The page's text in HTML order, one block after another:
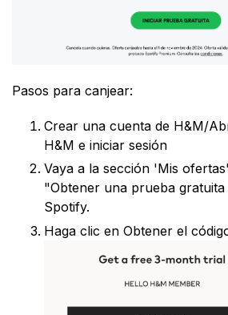
Pasos para canjear:
Crear una cuenta de H&M/
H&M e iniciar sesión
Vaya a la sección 'Mis
"Obtener una prueba gratuita
Spotify.
Haga clic en Obtener el